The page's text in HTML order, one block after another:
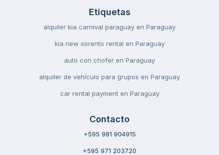
Etiquetas
alquiler kia carnival paraguay en Paraguay
kia new sorento rental en Paraguay
auto con chofer en Paraguay
alquiler de vehículo para grupos en Paraguay
car rental payment en Paraguay
Contacto
+595 981 904915
+595 971 203720